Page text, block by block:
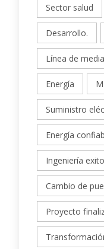
Sector salud
Desarrollo.
Línea de
Energía
Suministro
Energía
Ingeniería
Cambio de
Proyecto